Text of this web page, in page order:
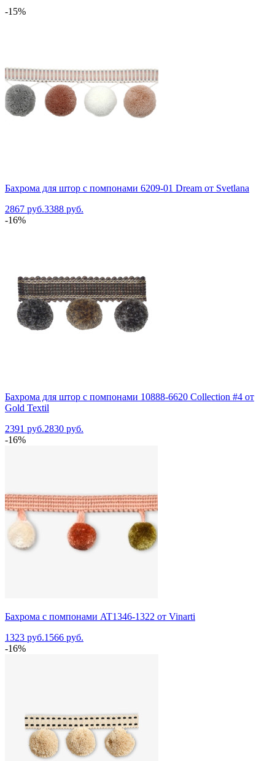
-15%
Бахрома для штор с помпонами 6209-01 Dream от Svetlana
2867 руб.3388 руб.
-16%
Бахрома для штор с помпонами 10888-6620 Collection #4 от
Gold Textil
2391 руб.2830 руб.
-16%
Бахрома с помпонами AT1346-1322 от Vinarti
1323 руб.1566 руб.
-16%